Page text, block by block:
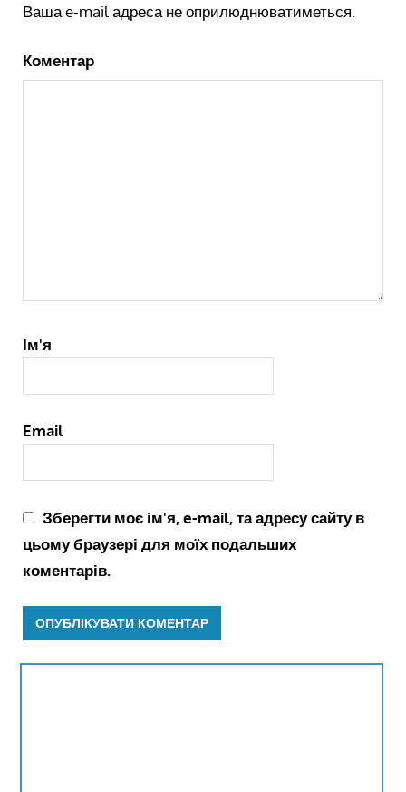
Ваша e-mail адреса не оприлюднюватиметься.
Коментар
Ім'я
Email
Зберегти моє ім'я, e-mail, та адресу сайту в
цьому браузері для моїх подальших
коментарів.